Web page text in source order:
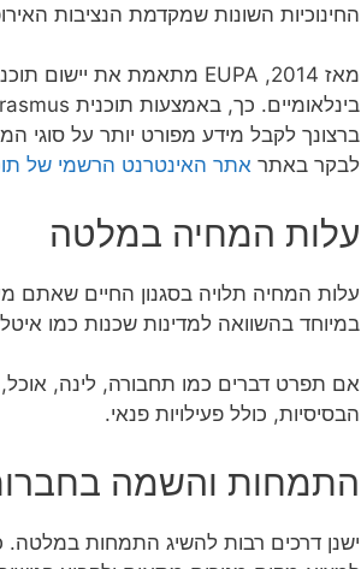
החינוכיות השונות שמקדמת הנציבות
לבקר באתר אתר האינטרנט הרשמי של
עלות המחיה במלטה
עלות המחיה תלויה בסגנון החיים שאתם
במיוחד בהשוואה למדינות שכנות כמו
אם תפרט דברים כמו תחבורה, לינה,
הבסיסיות, כולל פעילויות פנאי.
התמחות והשמה
ישנן דרכים רבות להשיג התמחות